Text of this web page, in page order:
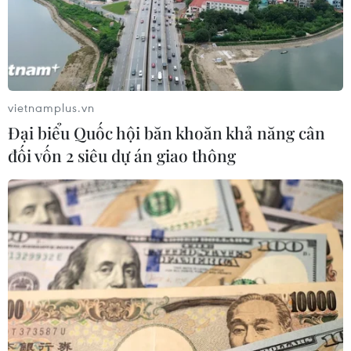
mặt trận Ukraine và Bộ
Quốc phòng Nga.
NGHE
bạc trực tuyến núp bóng
hệ thống phát sóng bóng
đá lậu "Lương Sơn TV",
bắt giữ 16 đối tượng.
Nga và Ukraine tiếp tục
tấn công qua lại, thương
Cố vấn quân sự Iran tiết
lộ sốc, tuyên bố hàng
vietnamplus.vn
Đại biểu Quốc hội băn khoăn khả năng cân
đối vốn 2 siêu dự án giao thông